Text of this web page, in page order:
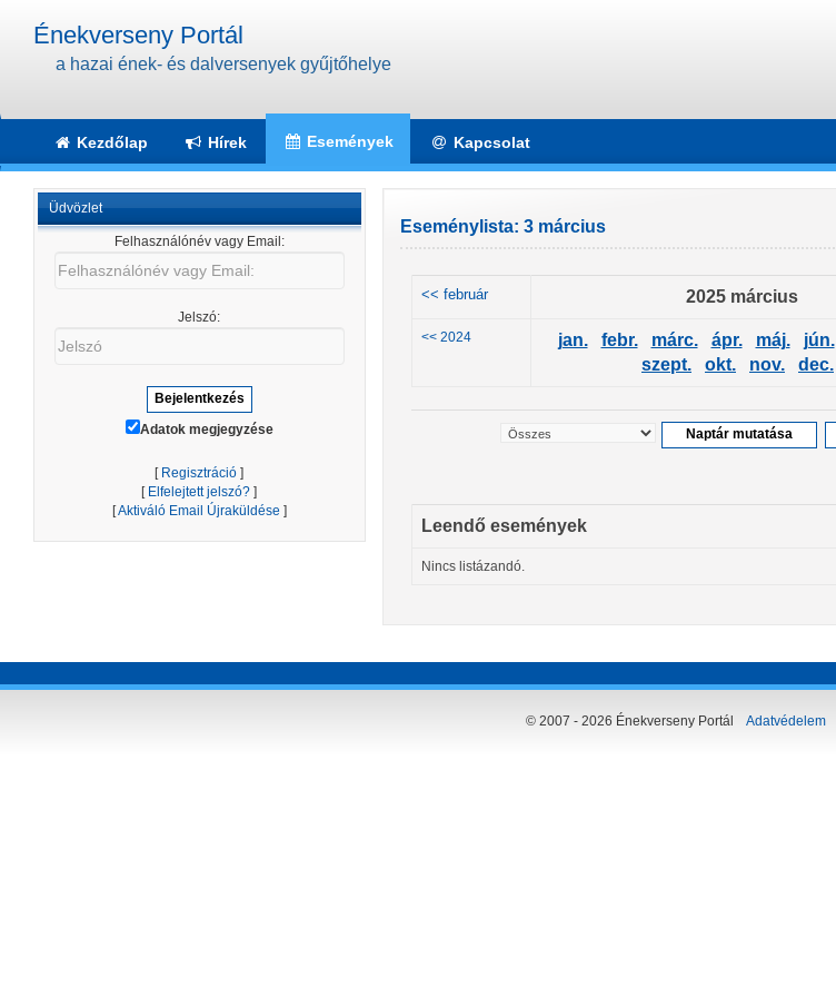
Énekverseny Portál
a hazai ének- és dalversenyek gyűjtőhelye
Kezdőlap Hírek Események Kapcsolat
Üdvözlet
Felhasználónév vagy Email:
vagy
Jelszó:
Adatok megjegyzése
[ Regisztráció ]
[ Elfelejtett jelszó? ]
[Aktiváló Email Újraküldése ]
Eseménylista: 3 március
<< február 2025 március
<< 2024 jan. febr. márc. ápr. máj. jún.
szept.
okt. nov. dec.
Leendő események
Nincs listázandó.
© 2007 - 2026 Énekverseny Portál Adatvédelem